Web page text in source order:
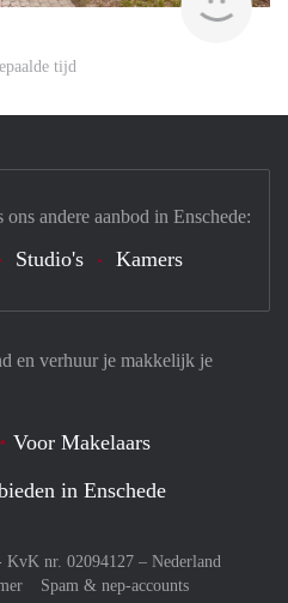
tijd
en verhuur je makkelijk je
Voor Makelaars
in Enschede
KvK nr. 02094127 – Nederland
Spam & nep-accounts
andere aanbod in Enschede:
Studio's Kamers